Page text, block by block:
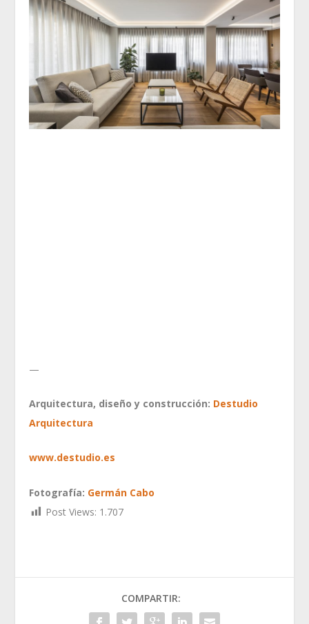
—
Arquitectura, diseño y construcción: Destudio
Arquitectura
www.destudio.es
Fotografía: Germán Cabo
Post Views: 1.707
COMPARTIR: